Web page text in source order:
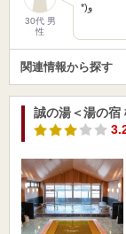
30代 男
性
*)و
関連情報から探す
誠の湯＜湯の宿